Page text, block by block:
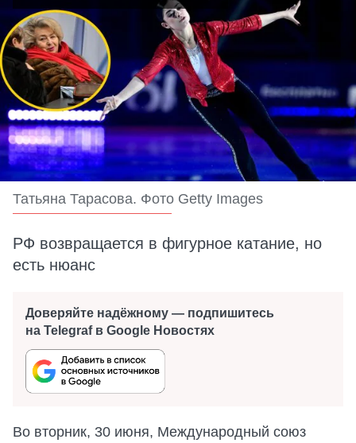
Татьяна Тарасова. Фото Getty Images
РФ возвращается в фигурное катание, но
есть нюанс
Доверяйте надёжному — подпишитесь
на Telegraf в Google Новостях
Во вторник, 30 июня, Международный союз